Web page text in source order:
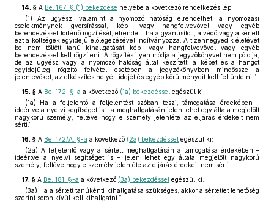
14. § A Be. 167. § (1) bekezdése helyébe a következő rendelkezés lép:
„(1) Az ügyész, valamint a nyomozó hatóság elrendelheti a nyomozási
cselekménynek gyorsírással, kép- vagy hangfelvevővel vagy egyéb
berendezéssel történő rögzítését; elrendeli, ha a gyanúsított, a védő vagy a sértett
ezt a költségek egyidejű előlegezésével indítványozza. A tizennegyedik életévét
be nem töltött tanú kihallgatását kép- vagy hangfelvevővel vagy egyéb
berendezéssel kell rögzíteni. A rögzítés ilyen módja a jegyzőkönyvet nem pótolja,
de az ügyész vagy a nyomozó hatóság által készített, a képet és a hangot
egyidejűleg rögzítő felvétel esetében a jegyzőkönyvben mindössze a
jelenlevőket, az elkészítés helyét, idejét és egyéb körülményeit kell feltüntetni.”
15. § A Be. 172. §-a a következő (1a) bekezdéssel egészül ki:
„(1a) Ha a feljelentő a feljelentést szóban teszi, támogatása érdekében –
ideértve a nyelvi segítséget is – a meghallgatásán jelen lehet egy általa megjelölt
nagykorú személy, feltéve hogy e személy jelenléte az eljárás érdekeit nem
sérti.”
16. § A Be. 172/A. §-a a következő (2a) bekezdéssel egészül ki:
„(2a) A feljelentő vagy a sértett meghallgatásán a támogatása érdekében –
ideértve a nyelvi segítséget is – jelen lehet egy általa megjelölt nagykorú
személy, feltéve hogy e személy jelenléte az eljárás érdekeit nem sérti.”
17. § A Be. 181. §-a a következő (3a) bekezdéssel egészül ki:
„(3a) Ha a sértett tanúkénti kihallgatása szükséges, akkor a sértettet lehetőség
szerint soron kívül kell kihallgatni.”